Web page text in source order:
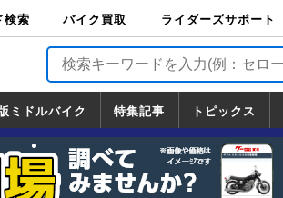
検索 バイク買取
バイク買取
ライダーズサポート
ライダーズサポート
TOP
バイク輸送
バイクガレージライ
フ
バイク車両保険
ロードサービス
バイク試乗
ミドルバイク
版ミドルバイク
ダ
ハ
キ
サキ
特集記事 トピックス
トピックス
一覧
ホンダ
ヤマハ
スズキ
カワサキ
ハーレーダ
ビッドソン
BMW
ドゥカティ
トライアン
フ
報局
グ